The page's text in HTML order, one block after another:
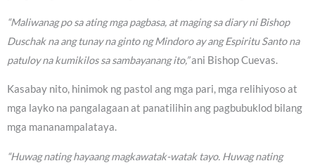
“Maliwanag po sa ating mga pagbasa, at maging sa diary ni Bishop
Duschak na ang tunay na ginto ng Mindoro ay ang Espiritu Santo na
patuloy na kumikilos sa sambayanang ito,”ani Bishop Cuevas.
Kasabay nito, hinimok ng pastol ang mga pari, mga relihiyoso at
mga layko na pangalagaan at panatilihin ang pagbubuklod bilang
mga mananampalataya.
“Huwag nating hayaang magkawatak-watak tayo. Huwag nating